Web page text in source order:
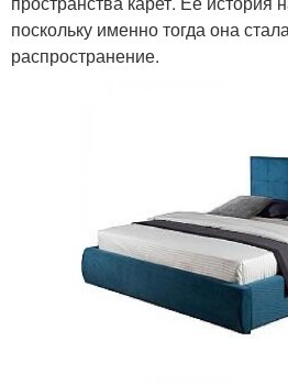
поскольку именно тогда она
распространение.